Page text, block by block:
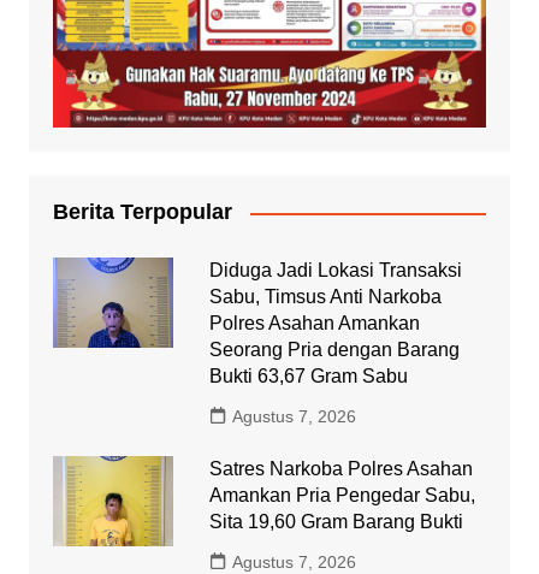
Berita Terpopular
Diduga Jadi Lokasi Transaksi
Sabu, Timsus Anti Narkoba
Polres Asahan Amankan
Seorang Pria dengan Barang
Bukti 63,67 Gram Sabu
Agustus 7, 2026
Satres Narkoba Polres Asahan
Amankan Pria Pengedar Sabu,
Sita 19,60 Gram Barang Bukti
Agustus 7, 2026